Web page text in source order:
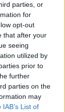
parties, or
for
opt-out
that after your
seeing
utilized by
prior to
further
parties on the
may
IAB’s List of
που
με